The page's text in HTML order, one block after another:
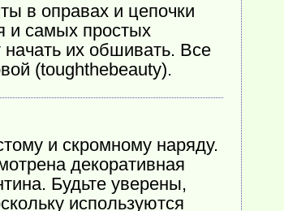
в оправах и цепочки
и самых простых
их обшивать. Все
(toughthebeauty).
и скромному наряду.
декоративная
Будьте уверены,
используются